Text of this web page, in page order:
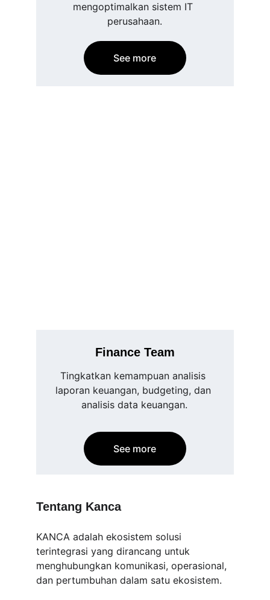
mengoptimalkan sistem IT
perusahaan.
See more
Finance Team
Tingkatkan kemampuan analisis
laporan keuangan, budgeting, dan
analisis data keuangan.
See more
Tentang Kanca
KANCA adalah ekosistem solusi
terintegrasi yang dirancang untuk
menghubungkan komunikasi, operasional,
dan pertumbuhan dalam satu ekosistem.